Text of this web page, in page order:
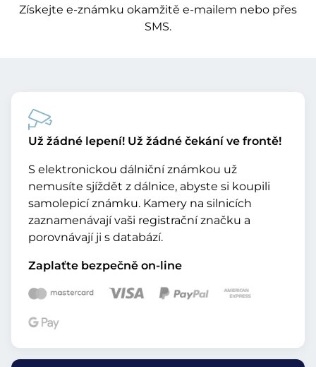
Získejte e-známku okamžitě e-mailem nebo přes
SMS.
Už žádné lepení! Už žádné čekání ve frontě!
S elektronickou dálniční známkou už
nemusíte sjíždět z dálnice, abyste si koupili
samolepicí známku. Kamery na silnicích
zaznamenávají vaši registrační značku a
porovnávají ji s databází.
Zaplaťte bezpečně on-line